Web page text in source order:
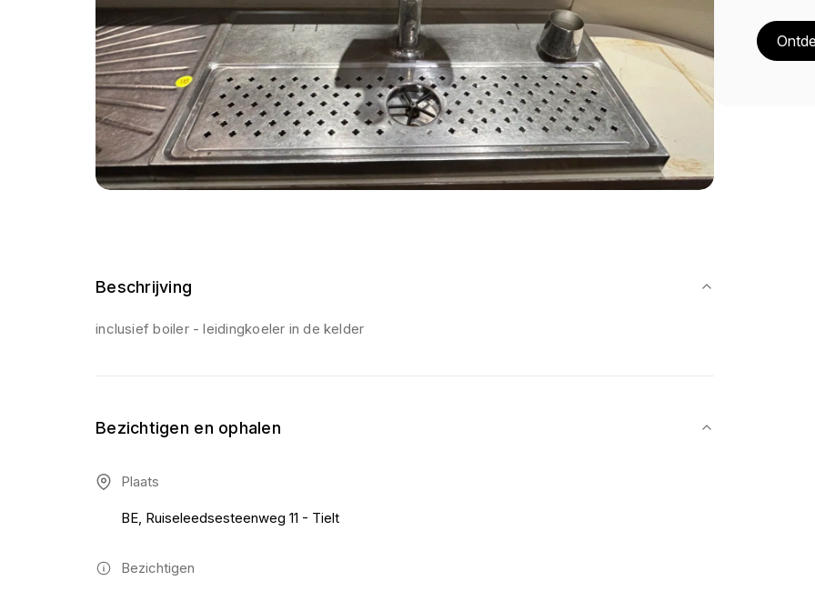
Beschrijving
inclusief boiler - leidingkoeler in de kelder
Bezichtigen en ophalen
Plaats
BE, Ruiseleedsesteenweg 11 - Tielt
Bezichtigen